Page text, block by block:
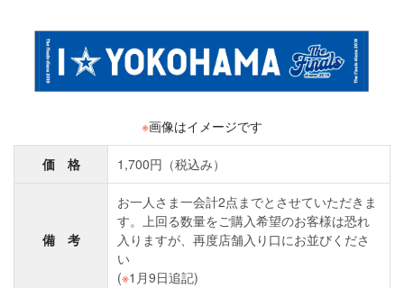
※画像はイメージです
価 格 1,700円（税込み）
備 考
お一人さま一会計2点までとさせていただきま
す。上回る数量をご購入希望のお客様は恐れ
入りますが、再度店舗入り口にお並びくださ
い
(※1月9日追記)